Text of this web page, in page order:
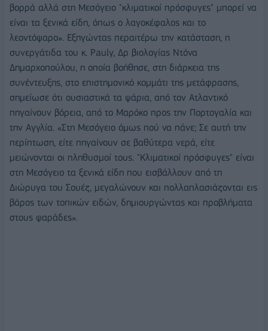
βορρά αλλά στη Μεσόγειο "κλιματικοί πρόσφυγες" μπορεί να
είναι τα ξενικά είδη, όπως ο λαγοκέφαλος και το
λεοντόψαρο». Εξηγώντας περαιτέρω την κατάσταση, η
συνεργάτιδα του κ. Pauly, Δρ βιολογίας Ντόνα
Δημαρχοπούλου, η οποία βοήθησε, στη διάρκεια της
συνέντευξης, στο επιστημονικό κομμάτι της μετάφρασης,
σημείωσε ότι ουσιαστικά τα ψάρια, από τον Ατλαντικό
πηγαίνουν βόρεια, από το Μαρόκο προς την Πορτογαλία και
την Αγγλία. «Στη Μεσόγειο όμως πού να πάνε; Σε αυτή την
περίπτωση, είτε πηγαίνουν σε βαθύτερα νερά, είτε
μειώνονται οι πληθυσμοί τους. "Κλιματικοί πρόσφυγες" είναι
στη Μεσόγειο τα ξενικά είδη που εισβάλλουν από τη
Διώρυγα του Σουέζ, μεγαλώνουν και πολλαπλασιάζονται εις
βάρος των τοπικών ειδών, δημιουργώντας και προβλήματα
στους ψαράδες».